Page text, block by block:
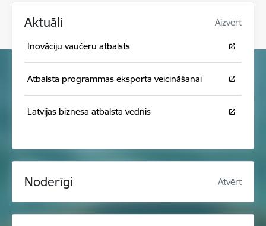
Aktuāli Aizvērt
Inovāciju vaučeru atbalsts
Atbalsta programmas eksporta veicināšanai
Latvijas biznesa atbalsta vednis
Noderīgi Atvērt